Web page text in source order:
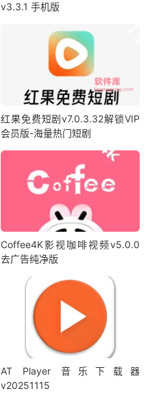
v3.3.1 手机版
红果免费短剧v7.0.3.32解锁VIP
会员版-海量热门短剧
Coffee4K影视咖啡视频v5.0.0
去广告纯净版
AT Player 音乐下载器
v20251115